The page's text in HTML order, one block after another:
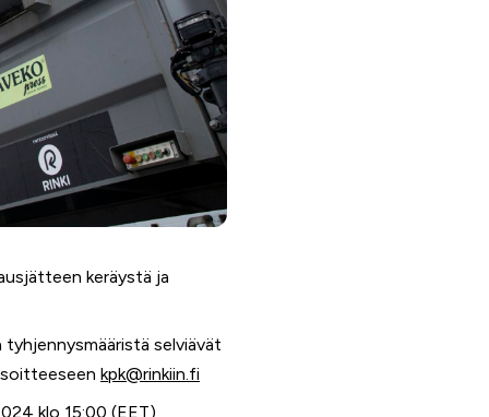
keräystä ja
selviävät
kpk@rinkiin.fi
klo 15:00 (EET)